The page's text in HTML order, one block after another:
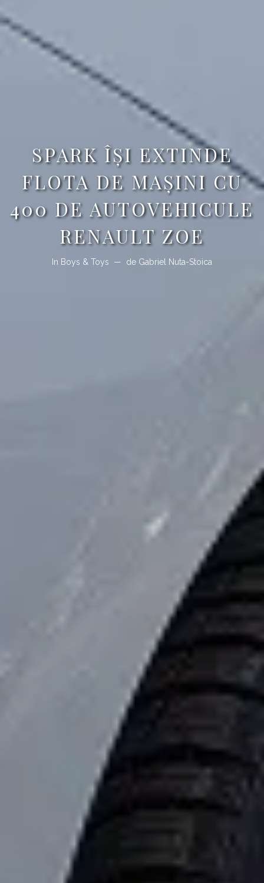
SPARK ÎȘI EXTINDE
FLOTA DE MAȘINI CU
400 DE AUTOVEHICULE
RENAULT ZOE
In Boys & Toys de Gabriel Nuta-Stoica